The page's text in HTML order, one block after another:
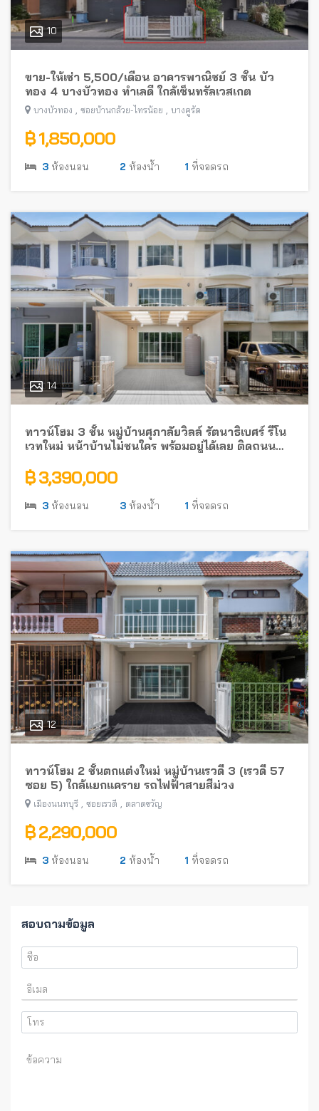
10
ขาย-ให้เช่า 5,500/เดือน อาคารพาณิชย์ 3 ชั้น บัว
ทอง 4 บางบัวทอง ทำเลดี ใกล้เซ็นทรัลเวสเกต
บางบัวทอง , ซอยบ้านกล้วย-ไทรน้อย , บางคูรัด
฿ 1,850,000
3 ห้องนอน 2 ห้องน้ำ 1 ที่จอดรถ
14
ทาวน์โฮม 3 ชั้น หมู่บ้านศุภาลัยวิลล์ รัตนาธิเบศร์ รีโน
เวทใหม่ หน้าบ้านไม่ชนใคร พร้อมอยู่ได้เลย ติดถนน
฿ 3,390,000
3 ห้องนอน 3 ห้องน้ำ 1 ที่จอดรถ
12
ทาวน์โฮม 2 ชั้นตกแต่งใหม่ หมู่บ้านเรวดี 3 (เรวดี 57
ซอย 5) ใกล้แยกแคราย รถไฟฟ้าสายสีม่วง
เมืองนนทบุรี , ซอยเรวดี , ตลาดขวัญ
฿ 2,290,000
3 ห้องนอน 2 ห้องน้ำ 1 ที่จอดรถ
สอบถามข้อมูล